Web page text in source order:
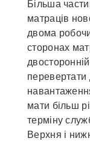
Більша
матраців
двома
сторонах
перевертати
мати більш
терміну
Верхня і